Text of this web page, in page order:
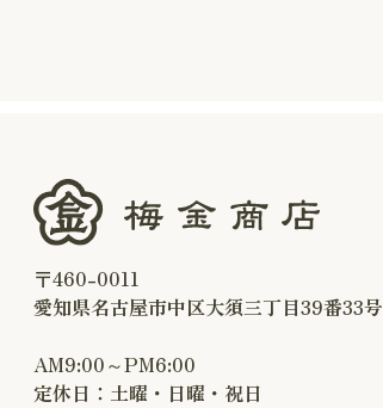
〒460-0011
愛知県名古屋市中区大須三丁目39番33号
AM9:00～PM6:00
定休日：土曜・日曜・祝日